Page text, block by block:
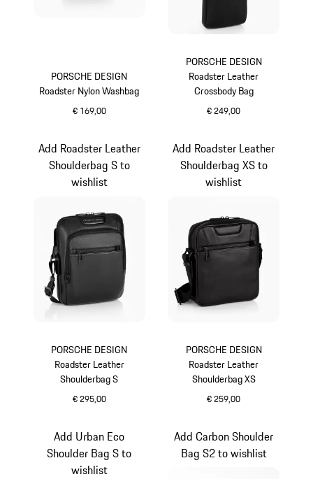
PORSCHE DESIGN
Roadster Nylon Washbag
€ 169,00
PORSCHE DESIGN
Roadster Leather
Crossbody Bag
€ 249,00
PORSCHE DESIGN
Roadster Leather
Shoulderbag S
€ 295,00
Add Roadster Leather
Shoulderbag S to
wishlist
PORSCHE DESIGN
Roadster Leather
Shoulderbag XS
€ 259,00
Add Roadster Leather
Shoulderbag XS to
wishlist
Add Urban Eco
Shoulder Bag S to
wishlist
Add Carbon Shoulder
Bag S2 to wishlist